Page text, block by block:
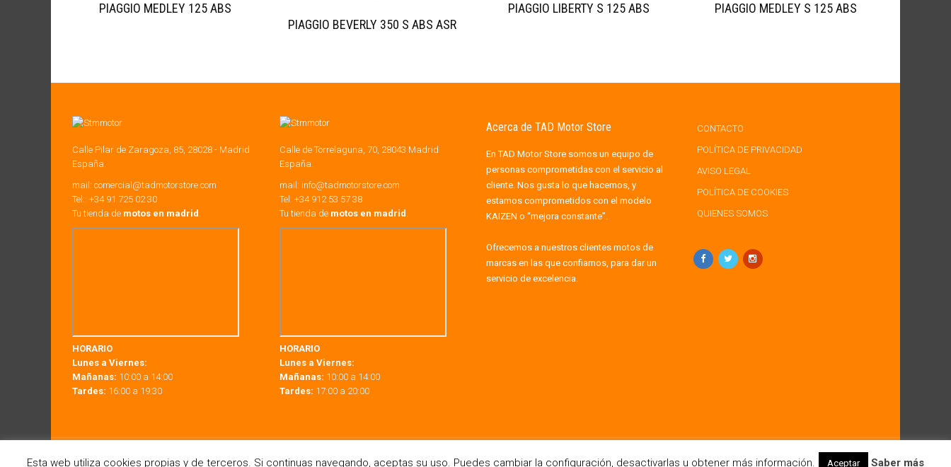
PIAGGIO MEDLEY 125 ABS
PIAGGIO BEVERLY 350 S ABS ASR
PIAGGIO LIBERTY S 125 ABS PIAGGIO MEDLEY S 125 ABS
Calle Pilar de Zaragoza, 85, 28028 - Madrid
España.
mail: comercial@tadmotorstore.com
Tel:: +34 91 725 02 30
Tu tienda de motos en madrid .
HORARIO
Lunes a Viernes:
Mañanas: 10:00 a 14:00
Tardes: 16:00 a 19:30
Calle de Torrelaguna, 70, 28043 Madrid
España.
mail: info@tadmotorstore.com
Tel: +34 912 53 57 38
Tu tienda de motos en madrid .
HORARIO
Lunes a Viernes:
Mañanas: 10:00 a 14:00
Tardes: 17:00 a 20:00
Acerca de TAD Motor Store
En TAD Motor Store somos un equipo de
personas comprometidas con el servicio al
cliente. Nos gusta lo que hacemos, y
estamos comprometidos con el modelo
KAIZEN o “mejora constante”.
Ofrecemos a nuestros clientes motos de
marcas en las que confiamos, para dar un
servicio de excelencia.
CONTACTO
POLÍTICA DE PRIVACIDAD
AVISO LEGAL
POLÍTICA DE COOKIES
QUIENES SOMOS
Copyright © 2012 -2026
Esta web utiliza cookies propias y de terceros. Si continuas navegando, aceptas su uso. Puedes cambiar la configuración, desactivarlas u obtener más información. Aceptar Saber más